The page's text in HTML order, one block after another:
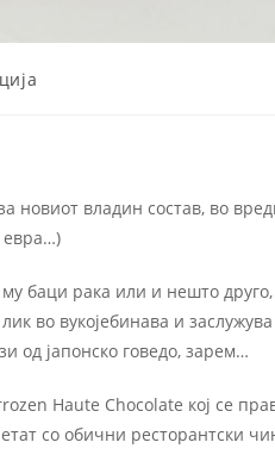
новиот владин состав, во
евра…)
баци рака или и нешто
во вукојебинава и
од јапонско говедо, зарем…
Haute Chocolate кој се
со обични ресторантски